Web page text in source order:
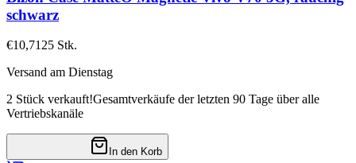
schwarz
€10,71 25 Stk.
Versand am Dienstag
2 Stück verkauft!Gesamtverkäufe der letzten 90 Tage über alle
Vertriebskanäle
In den Korb